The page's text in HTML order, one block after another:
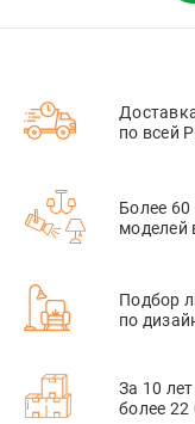
по всей
Более 60
моделей
Подбор
по
За 10
более 22